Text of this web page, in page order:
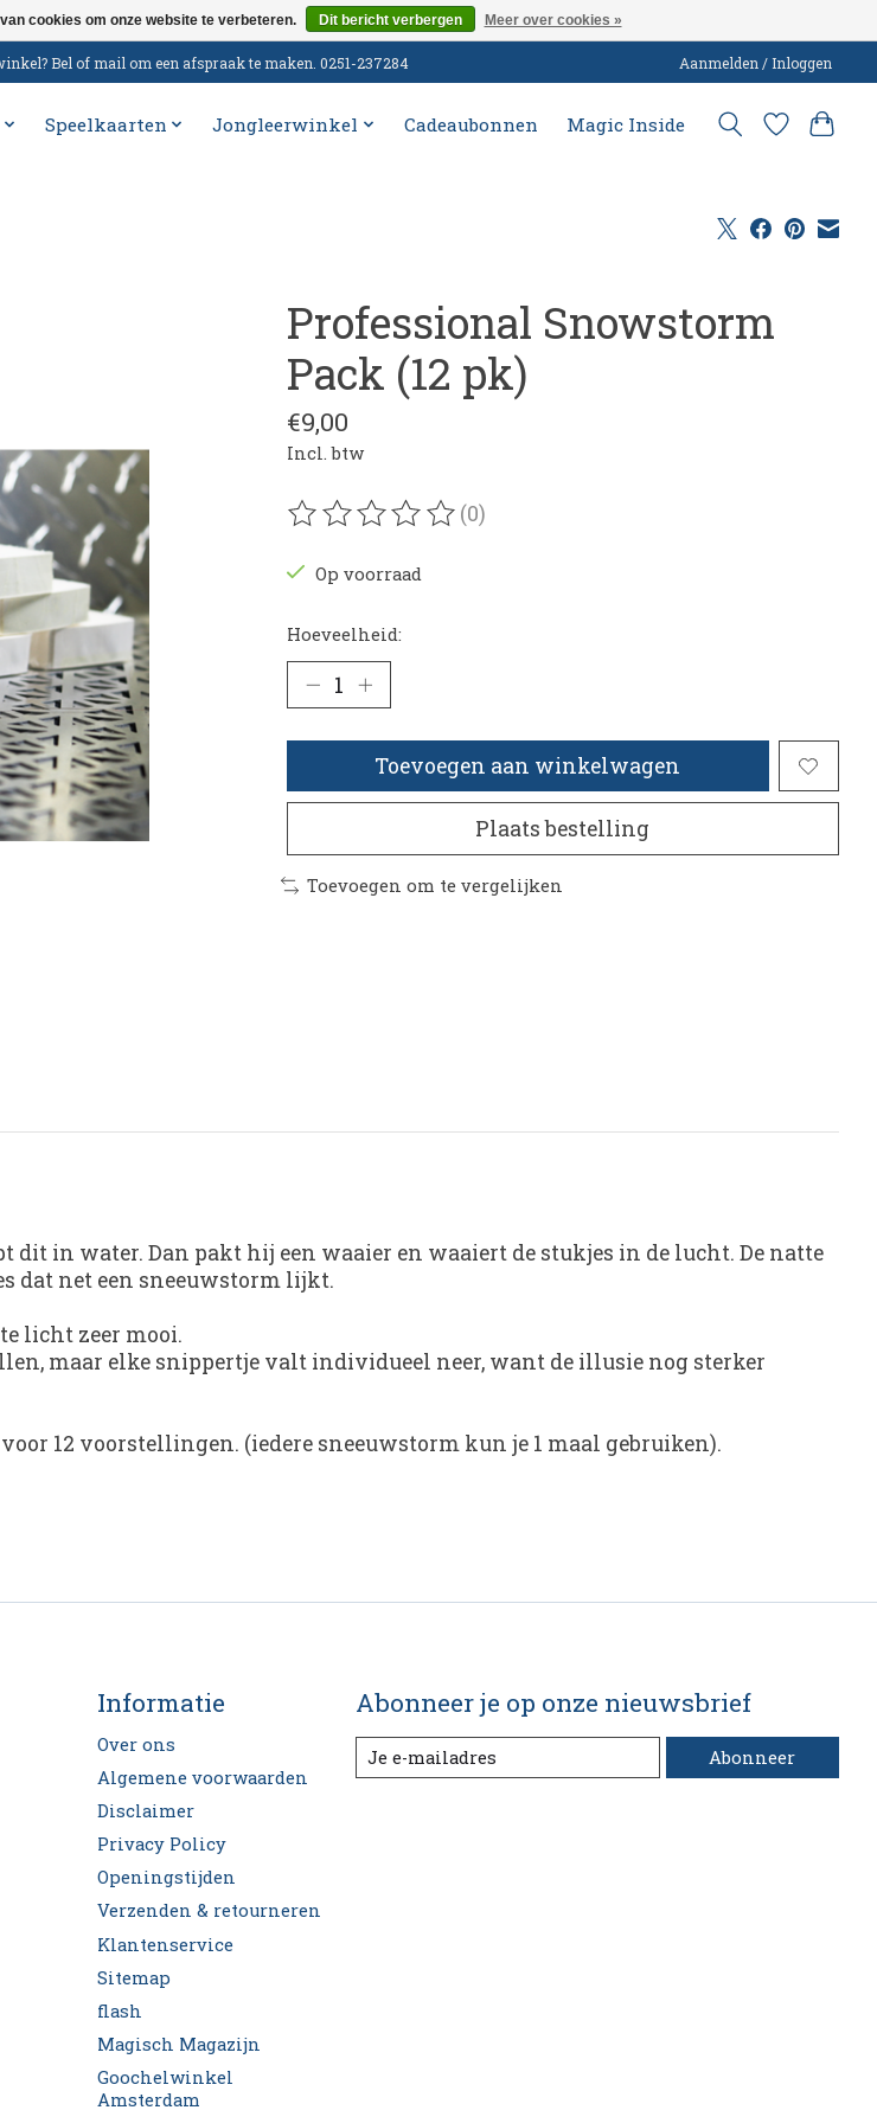
Bel of mail om een afspraak te maken. 0251-237284 Aanmelden / Inloggen
Speelkaarten Jongleerwinkel Cadeaubonnen Magic Inside
Professional Snowstorm
Pack (12 pk)
€9,00
Incl. btw
De beoordeling van dit product is
(0)
Op voorraad
Hoeveelheid:
Toevoegen aan winkelwagen
Plaats bestelling
Toevoegen om te vergelijken
dit in water. Dan pakt hij een waaier en waaiert de stukjes in de lucht. De natte
dat net een sneeuwstorm lijkt.
licht zeer mooi.
maar elke snippertje valt individueel neer, want de illusie nog sterker
12 voorstellingen. (iedere sneeuwstorm kun je 1 maal gebruiken).
Informatie
Over ons
Algemene voorwaarden
Disclaimer
Privacy Policy
Openingstijden
Verzenden & retourneren
Klantenservice
Sitemap
flash
Magisch Magazijn
Goochelwinkel
Amsterdam
Abonneer je op onze nieuwsbrief
Abonneer
cookies om onze website te verbeteren. Dit bericht verbergen Meer over cookies »